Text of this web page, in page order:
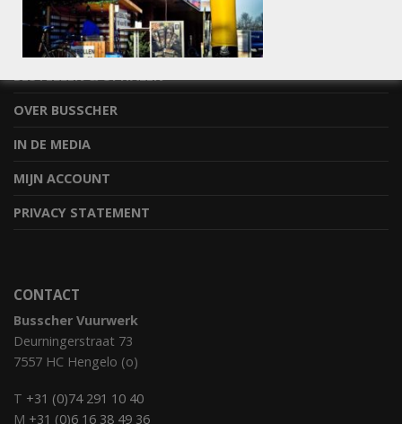
INFORMATIE
STEL JE VRAAG
BESTELLEN & OPHALEN
OVER BUSSCHER
IN DE MEDIA
MIJN ACCOUNT
PRIVACY STATEMENT
CONTACT
Busscher Vuurwerk
Deurningerstraat 73
7557 HC Hengelo (o)
T +31 (0)74 291 10 40
M +31 (0)6 16 38 49 36